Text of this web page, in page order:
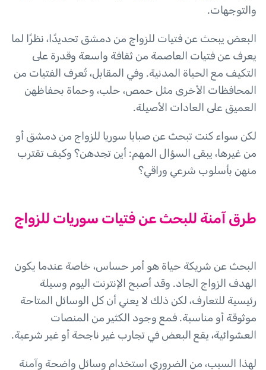
والتوجهات.
البعض يبحث عن فتيات للزواج من دمشق تحديدًا، نظرًا لما
يعرف عن فتيات العاصمة من ثقافة واسعة وقدرة على
التكيف مع الحياة المدنية. وفي المقابل، تُعرف الفتيات من
المحافظات الأخرى مثل حمص، حلب، وحماة بحفاظهن
العميق على العادات الأصيلة.
لكن سواء كنت تبحث عن صبايا سوريا للزواج من دمشق أو
من غيرها، يبقى السؤال المهم: أين تجدهن؟ وكيف تقترب
منهن بأسلوب شرعي وراقي؟
طرق آمنة للبحث عن فتيات سوريات للزواج
البحث عن شريكة حياة هو أمر حساس، خاصة عندما يكون
الهدف الزواج الجاد. وقد أصبح الإنترنت اليوم وسيلة
رئيسية للتعارف، لكن ذلك لا يعني أن كل الوسائل المتاحة
موثوقة أو مناسبة. فمع وجود الكثير من المنصات
العشوائية، يقع البعض في تجارب غير ناجحة أو غير شرعية.
لهذا السبب، من الضروري استخدام وسائل واضحة وآمنة